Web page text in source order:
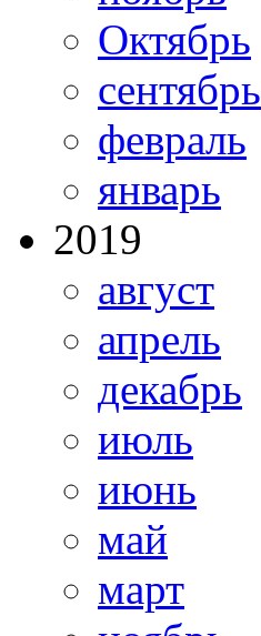
Октябрь
сентябрь
февраль
январь
2019
август
апрель
декабрь
июль
июнь
май
март